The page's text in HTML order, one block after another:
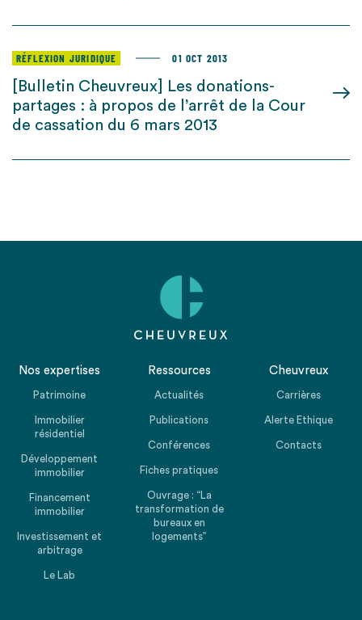
RÉFLEXION JURIDIQUE 01 OCT 2013
[Bulletin Cheuvreux] Les donations-
partages : à propos de l’arrêt de la Cour
de cassation du 6 mars 2013
Nos expertises
Patrimoine
Immobilier
résidentiel
Développement
immobilier
Financement
immobilier
Investissement et
arbitrage
Le Lab
Ressources
Actualités
Publications
Conférences
Fiches pratiques
Ouvrage : “La
transformation de
bureaux en
logements”
Cheuvreux
Carrières
Alerte Ethique
Contacts